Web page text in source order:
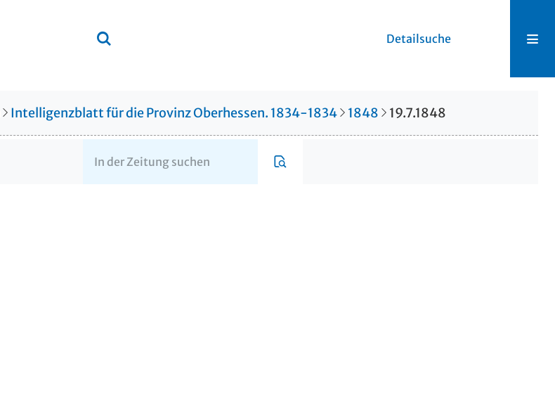
Detailsuche
Intelligenzblatt für die Provinz Oberhessen. 1834-1834 1848 19.7.1848